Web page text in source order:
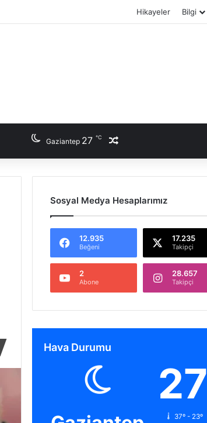
Hikayeler Bilgi
Gaziantep 27 ℃
Sosyal Medya Hesaplarımız
12.935
Beğeni
17.235
Takipçi
2
Abone
28.657
Takipçi
Hava Durumu
27
37º - 23º